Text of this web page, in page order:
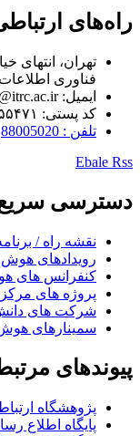
راه‌های
تهران، انتهای
فناوری اطلاعات
ایمیل: ai-center@itrc.ac.ir
کد پستی: ۱۴۳۹۹۵۵۴۷۱
تلفن : 88005020
Ebale Rss
دسترسی
نقشه راه /
رویدادهای
کنفرانس های
پروژه های
شرکت های دانش
سمینارهای
پیوندهای
پژوهشگاه
پایگاه اطلاع